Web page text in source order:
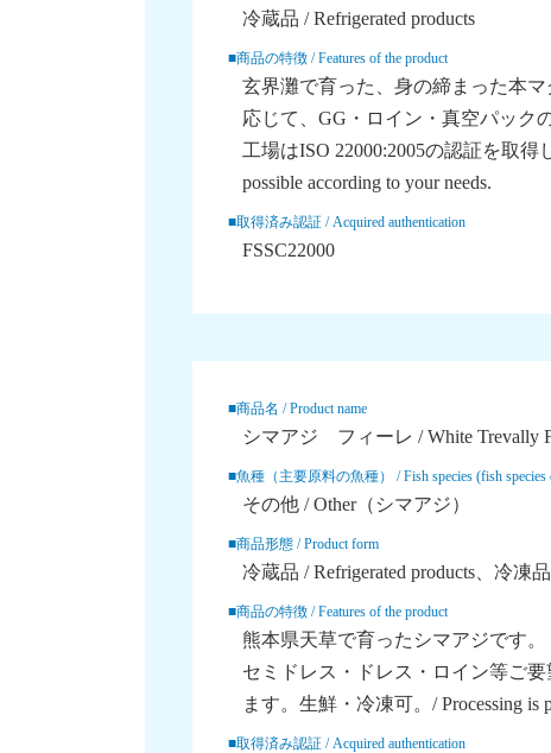
冷蔵品 / Refrigerated products
■商品の特徴 / Features of the product
玄界灘で育った、身の締まった本
応じて、GG・ロイン・真空パック
工場はISO 22000:2005の認証を取得
possible according to your needs.
■取得済み認証 / Acquired authentication
FSSC22000
■商品名 / Product name
シマアジ フィーレ / White Trevally
■魚種（主要原料の魚種） / Fish species (fish species
その他 / Other（シマアジ）
■商品形態 / Product form
冷蔵品 / Refrigerated products 冷凍品
■商品の特徴 / Features of the product
熊本県天草で育ったシマアジです
セミドレス・ドレス・ロイン等ご
ます。生鮮・冷凍可。/ Processing is
■取得済み認証 / Acquired authentication